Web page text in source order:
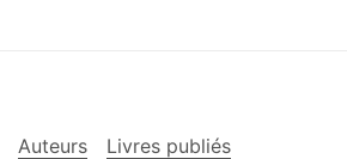
Auteurs
Livres publiés